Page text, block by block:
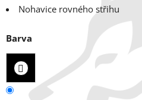
Nohavice rovného střihu
Barva